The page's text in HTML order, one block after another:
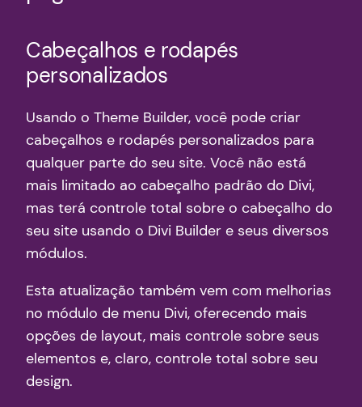
Cabeçalhos e rodapés
personalizados
Usando o Theme Builder, você pode criar
cabeçalhos e rodapés personalizados para
qualquer parte do seu site. Você não está
mais limitado ao cabeçalho padrão do Divi,
mas terá controle total sobre o cabeçalho do
seu site usando o Divi Builder e seus diversos
módulos.
Esta atualização também vem com melhorias
no módulo de menu Divi, oferecendo mais
opções de layout, mais controle sobre seus
elementos e, claro, controle total sobre seu
design.